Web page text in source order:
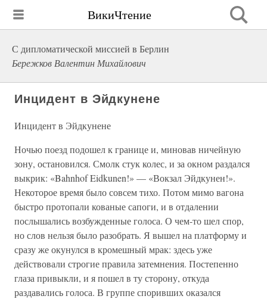
ВикиЧтение
С дипломатической миссией в Берлин
Бережков Валентин Михайлович
Инцидент в Эйдкунене
Инцидент в Эйдкунене
Ночью поезд подошел к границе и, миновав ничейную
зону, остановился. Смолк стук колес, и за окном раздался
выкрик: «Bahnhof Eidkunen!» — «Вокзал Эйдкунен!».
Некоторое время было совсем тихо. Потом мимо вагона
быстро протопали кованые сапоги, и в отдалении
послышались возбужденные голоса. О чем-то шел спор,
но слов нельзя было разобрать. Я вышел на платформу и
сразу же окунулся в кромешный мрак: здесь уже
действовали строгие правила затемнения. Постепенно
глаза привыкли, и я пошел в ту сторону, откуда
раздавались голоса. В группе споривших оказался